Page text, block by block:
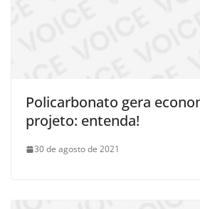
Policarbonato gera
projeto: entenda!
30 de agosto de 2021